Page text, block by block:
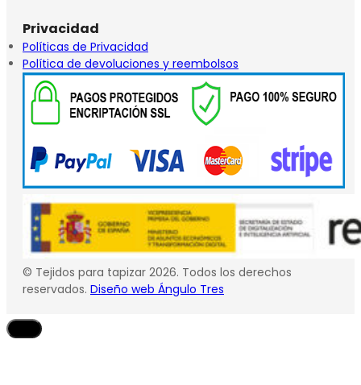
Privacidad
Políticas de Privacidad
Política de devoluciones y reembolsos
© Tejidos para tapizar 2026. Todos los derechos
reservados. Diseño web Ángulo Tres